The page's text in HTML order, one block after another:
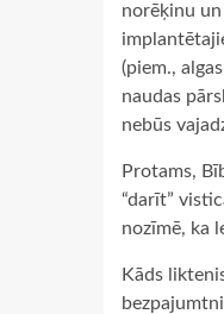
norēķinu
(piem.,
naudas
nebūs
Protams,
“darīt”
nozīmē, ka
Kāds